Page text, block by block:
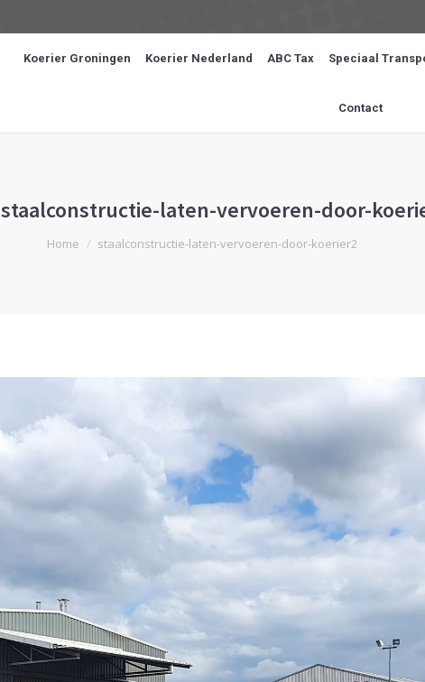
Koerier Groningen Koerier Nederland ABC Tax Speciaal
Contact
staalconstructie-laten-vervoeren-door-
Je bent hier:
Home staalconstructie-laten-vervoeren-door-koerier2